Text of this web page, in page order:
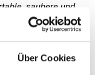
Über Cookies
saubere und